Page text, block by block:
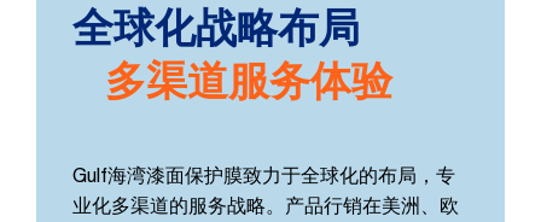
全球化战略布局
多渠道服务体验
Gulf海湾漆面保护膜致力于全球化的布局，专
业化多渠道的服务战略。产品行销在美洲、欧